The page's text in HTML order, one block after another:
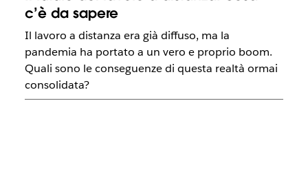
c’è da sapere
Il lavoro a distanza era già diffuso, ma la
pandemia ha portato a un vero e proprio boom.
Quali sono le conseguenze di questa realtà ormai
consolidata?